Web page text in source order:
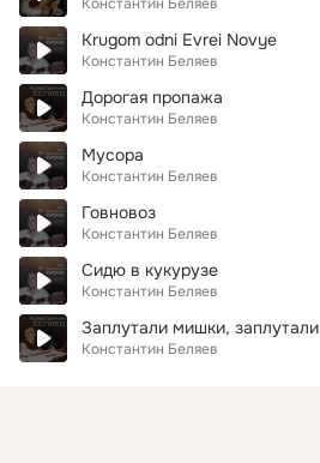
Krugom odni Evrei Novye
Константин Беляев
Дорогая пропажа
Константин Беляев
Мусора
Константин Беляев
Говновоз
Константин Беляев
Сидю в кукурузе
Константин Беляев
Заплутали мишки, заплутали
Константин Беляев